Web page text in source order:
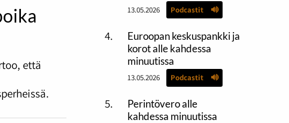
että
13.05.2026 Podcastit
Euroopan keskuspankki ja
korot alle kahdessa
minuutissa
13.05.2026 Podcastit
Perintövero alle
kahdessa minuutissa